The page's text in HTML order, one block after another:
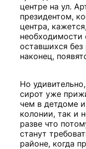
центре на ул.
президентом,
центра,
необходимости
оставшихся
наконец,
Но
сирот уже
чем в детдоме
колонии, так и
разве что
станут
районе, когда